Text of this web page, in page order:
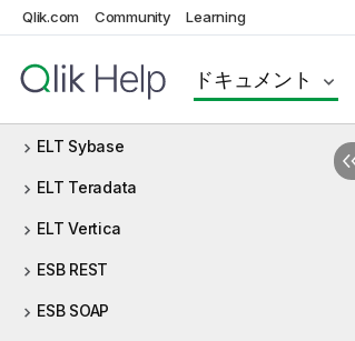
Qlik.com Community Learning
ドキュメント
ELT Netezza
ELT Oracle
ELT PostgreSQL
ELT Sybase
ELT Teradata
ELT Vertica
ESB REST
ESB SOAP